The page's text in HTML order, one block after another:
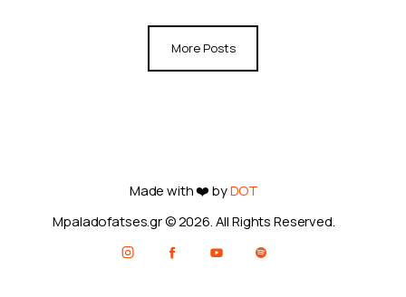
More Posts
Made with ❤️ byDOT
Mpaladofatses.gr © 2026. All Rights Reserved.